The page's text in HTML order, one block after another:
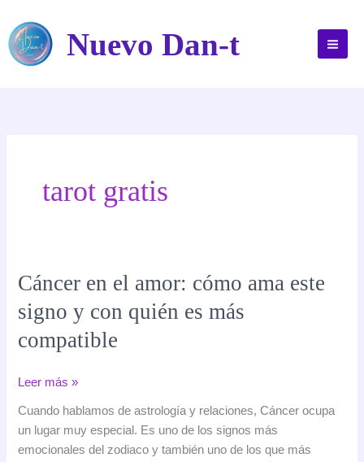
contenido
Nuevo Dan-t
tarot gratis
Cáncer en el amor: cómo ama este
signo y con quién es más
compatible
Cáncer
amor:
Leer más »
Cuando hablamos de astrología y relaciones, Cáncer ocupa
un lugar muy especial. Es uno de los signos más
emocionales del zodiaco y también uno de los que más